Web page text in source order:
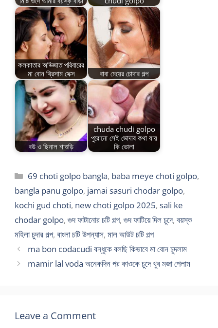
কলকাতার অভিজাত পরিবারের
মা বোন থ্রিসাম সেক্স
বাবা মেয়ের চোদার গল্প
বউ ও ছিনাল শাশুড়ি
chuda chudi golpo
পুরোনো সেই ভোদার কথা যায়
কি ভোলা
Categories
69 choti golpo bangla, baba meye choti golpo,
bangla panu golpo, jamai sasuri chodar golpo,
kochi gud choti, new choti golpo 2025, sali ke
chodar golpo, গুদ ফাটানোর চটি গল্প, গুদ ফাটিয়ে দিল চুদে, বয়স্ক
মহিলা চুদার গল্প, বাংলা চটি উপন্যাস, মাল আউট চটি গল্প
ma bon codacudi বন্ধুকে বলছি কিভাবে মা বোন চুদলাম
mamir lal voda অনেকদিন পর কাওকে চুদে খুব মজা পেলাম
Leave a Comment